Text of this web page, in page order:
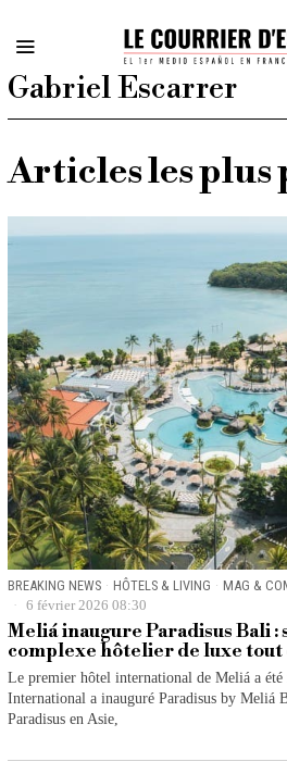
Gabriel Escarrer
Articles les plus
BREAKING NEWS · HÔTELS & LIVING · MAG &
6 février 2026 08:30
Meliá inaugure Paradisus Bali
complexe hôtelier de luxe tout
Le premier hôtel international de Meliá a
International a inauguré Paradisus by Meliá
Paradisus en Asie,